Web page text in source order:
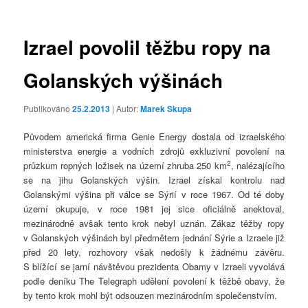
Izrael povolil těžbu ropy na
Golanských výšinách
Publikováno25.2.2013 | Autor:Marek Skupa
Původem americká firma Genie Energy dostala od izraelského
ministerstva energie a vodních zdrojů exkluzivní povolení na
průzkum ropných ložisek na území zhruba 250 km2, nalézajícího
se na jihu Golanských výšin. Izrael získal kontrolu nad
Golanskými výšina při válce se Sýrií v roce 1967. Od té doby
území okupuje, v roce 1981 jej sice oficiálně anektoval,
mezinárodně avšak tento krok nebyl uznán. Zákaz těžby ropy
v Golanských výšinách byl předmětem jednání Sýrie a Izraele již
před 20 lety, rozhovory však nedošly k žádnému závěru.
S blížící se jarní návštěvou prezidenta Obamy v Izraeli vyvolává
podle deníku The Telegraph udělení povolení k těžbě obavy, že
by tento krok mohl být odsouzen mezinárodním společenstvím.